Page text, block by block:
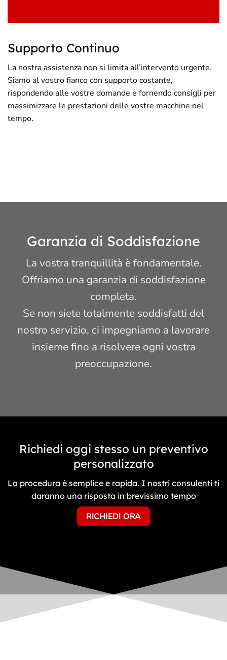
Supporto Continuo
La nostra assistenza non si limita all’intervento urgente.
Siamo al vostro fianco con supporto costante,
rispondendo alle vostre domande e fornendo consigli per
massimizzare le prestazioni delle vostre macchine nel
tempo.
Garanzia di Soddisfazione
La vostra tranquillità è fondamentale.
Offriamo una garanzia di soddisfazione
completa.
Se non siete totalmente soddisfatti del
nostro servizio, ci impegniamo a lavorare
insieme fino a risolvere ogni vostra
preoccupazione.
Richiedi oggi stesso un preventivo
personalizzato
La procedura è semplice e rapida. I nostri consulenti ti
daranno una risposta in brevissimo tempo
RICHIEDI ORA